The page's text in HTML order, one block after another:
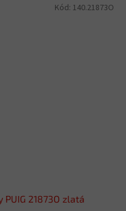
21873O zlatá
Kód: 140.21873O